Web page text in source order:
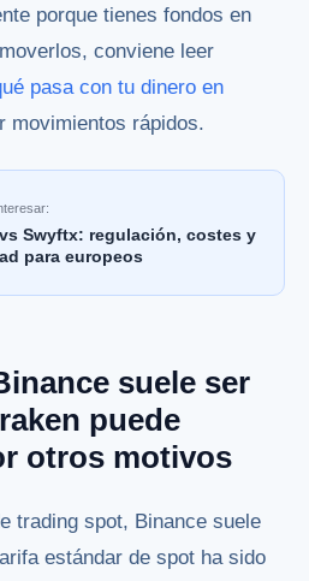
porque tienes fondos en
conviene leer
pasa con tu dinero en
movimientos rápidos.
Swyftx: regulación, costes y
para europeos
suele ser
puede
otros motivos
trading spot, Binance suele
estándar de spot ha sido